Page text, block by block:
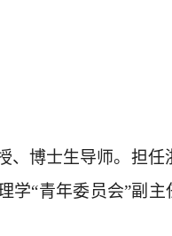
博士生导师。担任
学“青年委员会”副